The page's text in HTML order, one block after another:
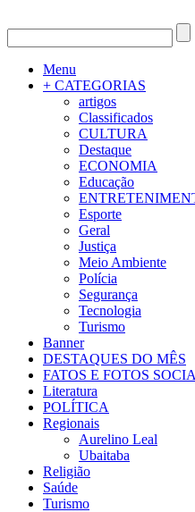
Menu
+ CATEGORIAS
artigos
Classificados
CULTURA
Destaque
ECONOMIA
Educação
Esporte
Geral
Justiça
Meio Ambiente
Polícia
Segurança
Tecnologia
Turismo
Banner
DESTAQUES DO MÊS
FATOS E FOTOS
Literatura
POLÍTICA
Regionais
Aurelino Leal
Ubaitaba
Religião
Saúde
Turismo